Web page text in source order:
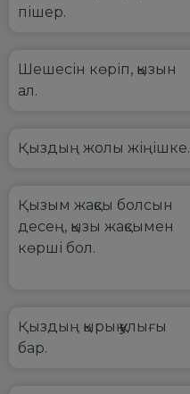
пішер.
Шешесін көріп, қызын
ал.
Қыздың жолы жіңішке.
Қызым жақсы болсын
десең, қызы жақсымен
көрші бол.
Қыздың қырық қулығы
бар.